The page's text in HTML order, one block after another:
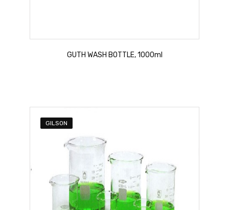
GUTH WASH BOTTLE, 1000ml
GILSON